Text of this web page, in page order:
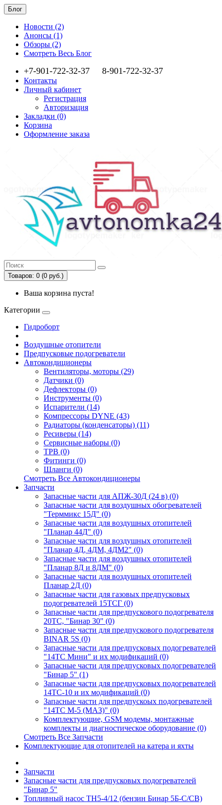
Блог
Новости (2)
Анонсы (1)
Обзоры (2)
Смотреть Весь Блог
+7-901-722-32-37 8-901-722-32-37
Контакты
Личный кабинет
Регистрация
Авторизация
Закладки (0)
Корзина
Оформление заказа
Товаров: 0 (0 руб.)
Ваша корзина пуста!
Категории
Гидроборт
Воздушные отопители
Предпусковые подогреватели
Автокондиционеры
Вентиляторы, моторы (29)
Датчики (0)
Дефлекторы (0)
Инструменты (0)
Испарители (14)
Компрессоры DYNE (43)
Радиаторы (конденсаторы) (11)
Ресиверы (14)
Сервисные наборы (0)
ТРВ (0)
Фитинги (0)
Шланги (0)
Смотреть Все Автокондиционеры
Запчасти
Запасные части для АПЖ-30Д (24 в) (0)
Запасные части для воздушных обогревателей
"Терммикс 15Д" (0)
Запасные части для воздушных отопителей
"Планар 44Д" (0)
Запасные части для воздушных отопителей
"Планар 4Д, 4ДМ, 4ДМ2" (0)
Запасные части для воздушных отопителей
"Планар 8Д и 8ДМ" (0)
Запасные части для воздушных отопителей
Планар 2Д (0)
Запасные части для газовых предпусковых
подогревателей 15ТСГ (0)
Запасные части для предпускового подогревателя
20ТС, "Бинар 30" (0)
Запасные части для предпускового подогревателя
BINAR 5S (0)
Запасные части для предпусковых подогревателей
"14ТС Мини" и их модификаций (0)
Запасные части для предпусковых подогревателей
"Бинар 5" (1)
Запасные части для предпусковых подогревателей
14ТС-10 и их модификаций (0)
Запасные части для предпускоых подогревателей
"14ТС М-5 (МАЗ)" (0)
Комплектующие, GSM модемы, монтажные
комплекты и диагностическое оборудование (0)
Смотреть Все Запчасти
Комплектующие для отопителей на катера и яхты
Запчасти
Запасные части для предпусковых подогревателей
"Бинар 5"
Топливный насос ТН5-4/12 (бензин Бинар 5Б-С/СВ)